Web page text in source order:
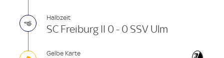
Halbzeit
SC Freiburg II 0 - 0 SSV Ulm
Gelbe Karte